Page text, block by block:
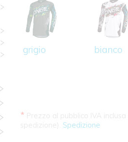
grigio bianco
*
Spedizione